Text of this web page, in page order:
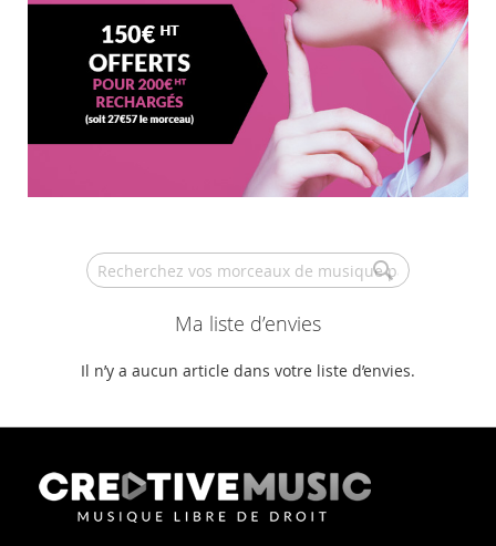
Ma liste d’envies
Il n’y a aucun article dans votre liste d’envies.